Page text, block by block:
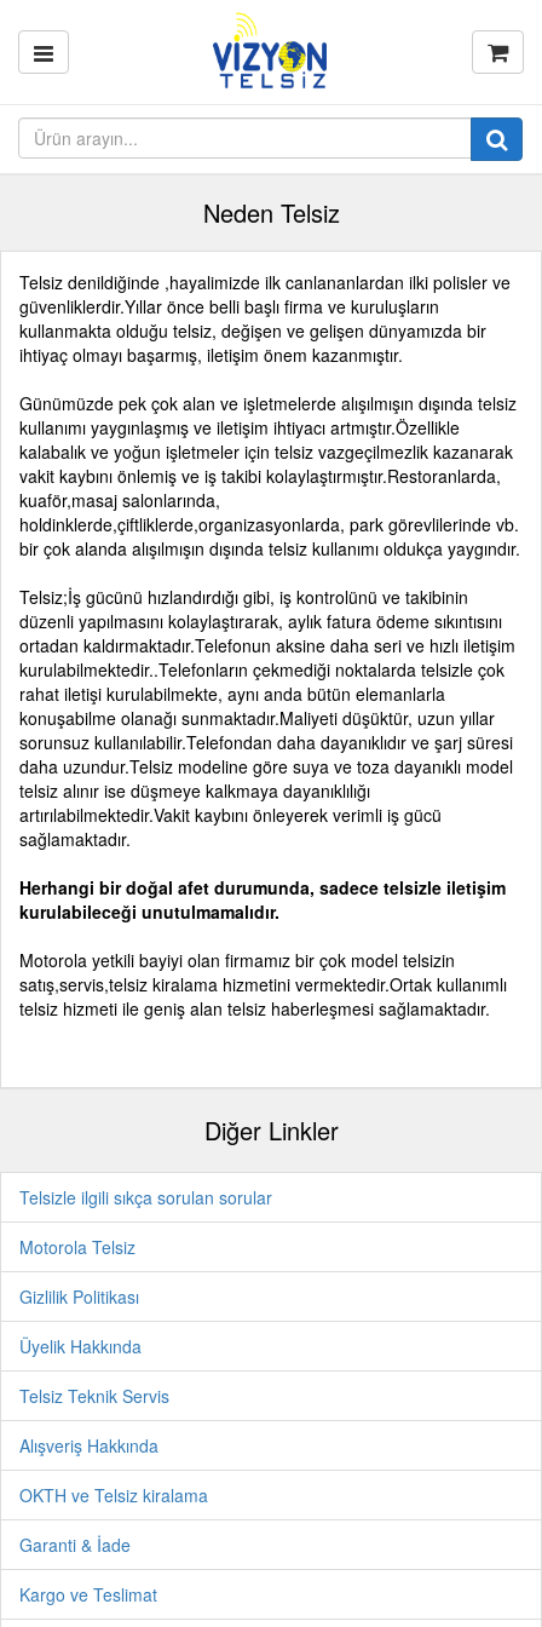
Neden Telsiz
Telsiz denildiğinde ,hayalimizde ilk canlananlardan ilki polisler ve
güvenliklerdir.Yıllar önce belli başlı firma ve kuruluşların
kullanmakta olduğu telsiz, değişen ve gelişen dünyamızda bir
ihtiyaç olmayı başarmış, iletişim önem kazanmıştır.
Günümüzde pek çok alan ve işletmelerde alışılmışın dışında telsiz
kullanımı yaygınlaşmış ve iletişim ihtiyacı artmıştır.Özellikle
kalabalık ve yoğun işletmeler için telsiz vazgeçilmezlik kazanarak
vakit kaybını önlemiş ve iş takibi kolaylaştırmıştır.Restoranlarda,
kuaför,masaj salonlarında,
holdinklerde,çiftliklerde,organizasyonlarda, park görevlilerinde vb.
bir çok alanda alışılmışın dışında telsiz kullanımı oldukça yaygındır.
Telsiz;İş gücünü hızlandırdığı gibi, iş kontrolünü ve takibinin
düzenli yapılmasını kolaylaştırarak, aylık fatura ödeme sıkıntısını
ortadan kaldırmaktadır.Telefonun aksine daha seri ve hızlı iletişim
kurulabilmektedir..Telefonların çekmediği noktalarda telsizle çok
rahat iletişi kurulabilmekte, aynı anda bütün elemanlarla
konuşabilme olanağı sunmaktadır.Maliyeti düşüktür, uzun yıllar
sorunsuz kullanılabilir.Telefondan daha dayanıklıdır ve şarj süresi
daha uzundur.Telsiz modeline göre suya ve toza dayanıklı model
telsiz alınır ise düşmeye kalkmaya dayanıklılığı
artırılabilmektedir.Vakit kaybını önleyerek verimli iş gücü
sağlamaktadır.
Herhangi bir doğal afet durumunda, sadece telsizle iletişim
kurulabileceği unutulmamalıdır.
Motorola yetkili bayiyi olan firmamız bir çok model telsizin
satış,servis,telsiz kiralama hizmetini vermektedir.Ortak kullanımlı
telsiz hizmeti ile geniş alan telsiz haberleşmesi sağlamaktadır.
Diğer Linkler
Telsizle ilgili sıkça sorulan sorular
Motorola Telsiz
Gizlilik Politikası
Üyelik Hakkında
Telsiz Teknik Servis
Alışveriş Hakkında
OKTH ve Telsiz kiralama
Garanti & İade
Kargo ve Teslimat